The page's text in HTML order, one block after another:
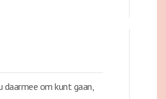
daarmee om kunt gaan,